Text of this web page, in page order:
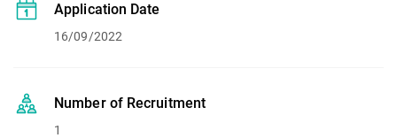
Application Date
16/09/2022
Number of Recruitment
1